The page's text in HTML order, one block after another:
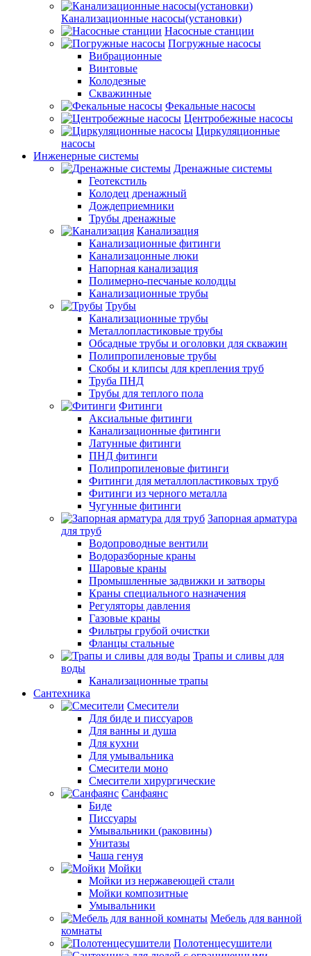
Канализационные насосы(установки)
Насосные станции
Погружные насосы
Вибрационные
Винтовые
Колодезные
Скважинные
Фекальные насосы
Центробежные насосы
Циркуляционные
насосы
Инженерные системы
Дренажные системы
Геотекстиль
Колодец дренажный
Дождеприемники
Трубы дренажные
Канализация
Канализационные фитинги
Канализацонные люки
Напорная канализация
Полимерно-песчаные колодцы
Канализационные трубы
Трубы
Канализационные трубы
Металлопластиковые трубы
Обсадные трубы и оголовки для скважин
Полипропиленовые трубы
Скобы и клипсы для крепления труб
Труба ПНД
Трубы для теплого пола
Фитинги
Аксиальные фитинги
Канализационные фитинги
Латунные фитинги
ПНД фитинги
Полипропиленовые фитинги
Фитинги для металлопластиковых труб
Фитинги из черного металла
Чугунные фитинги
Запорная арматура
для труб
Водопроводные вентили
Водоразборные краны
Шаровые краны
Промышленные задвижки и затворы
Краны специального назначения
Регуляторы давления
Газовые краны
Фильтры грубой очистки
Фланцы стальные
Трапы и сливы для
воды
Канализационные трапы
Сантехника
Смесители
Для биде и писсуаров
Для ванны и душа
Для кухни
Для умывальника
Смесители моно
Смесители хирургические
Санфаянс
Биде
Писсуары
Умывальники (раковины)
Унитазы
Чаша генуя
Мойки
Мойки из нержавеющей стали
Мойки композитные
Умывальники
Мебель для ванной
комнаты
Полотенцесушители